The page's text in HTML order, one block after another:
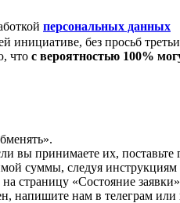
персональных данных
без просьб
что с вероятностью 100%
вы принимаете их,
суммы, следуя
«Состояние
напишите нам в телеграм